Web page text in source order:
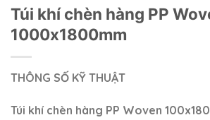
Túi khí chèn hàng PP
1000x1800mm
THÔNG SỐ KỸ THUẬT
Túi khí chèn hàng PP Woven